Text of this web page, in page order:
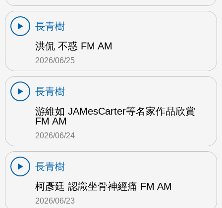
長青樹
洪侃 不惑 FM AM
2026/06/25
長青樹
游維如 JAMesCarter等名家作品欣賞
FM AM
2026/06/24
長青樹
柯彥廷 認識坐骨神經痛 FM AM
2026/06/23